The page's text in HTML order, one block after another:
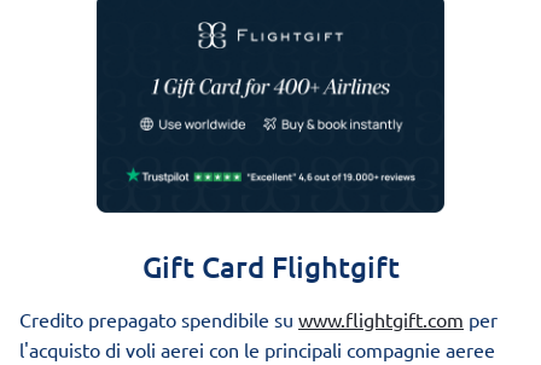
Gift Card Flightgift
Credito prepagato spendibile su www.flightgift.com per
l'acquisto di voli aerei con le principali compagnie aeree